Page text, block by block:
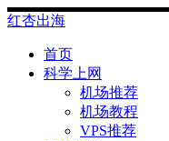
Skip
to
content
红杏出海
首页
科学上网
机场推荐
机场教程
VPS推荐